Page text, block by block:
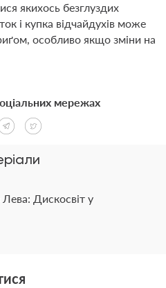
якихось безглуздих
і купка відчайдухів може
особливо якщо зміни на
Дискосвіт у
мережах